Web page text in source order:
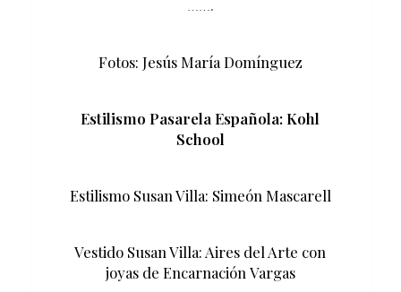
…….
Fotos: Jesús María Domínguez
Estilismo Pasarela Española: Kohl
School
Estilismo Susan Villa: Simeón Mascarell
Vestido Susan Villa: Aires del Arte con
joyas de Encarnación Vargas